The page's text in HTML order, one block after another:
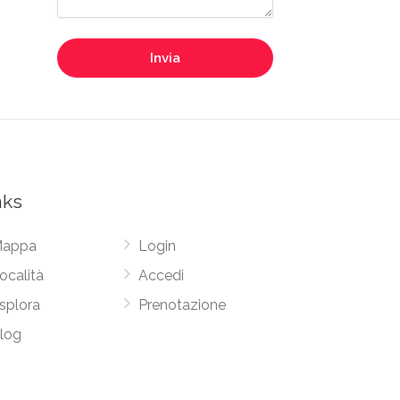
Invia
Login
Accedi
Prenotazione